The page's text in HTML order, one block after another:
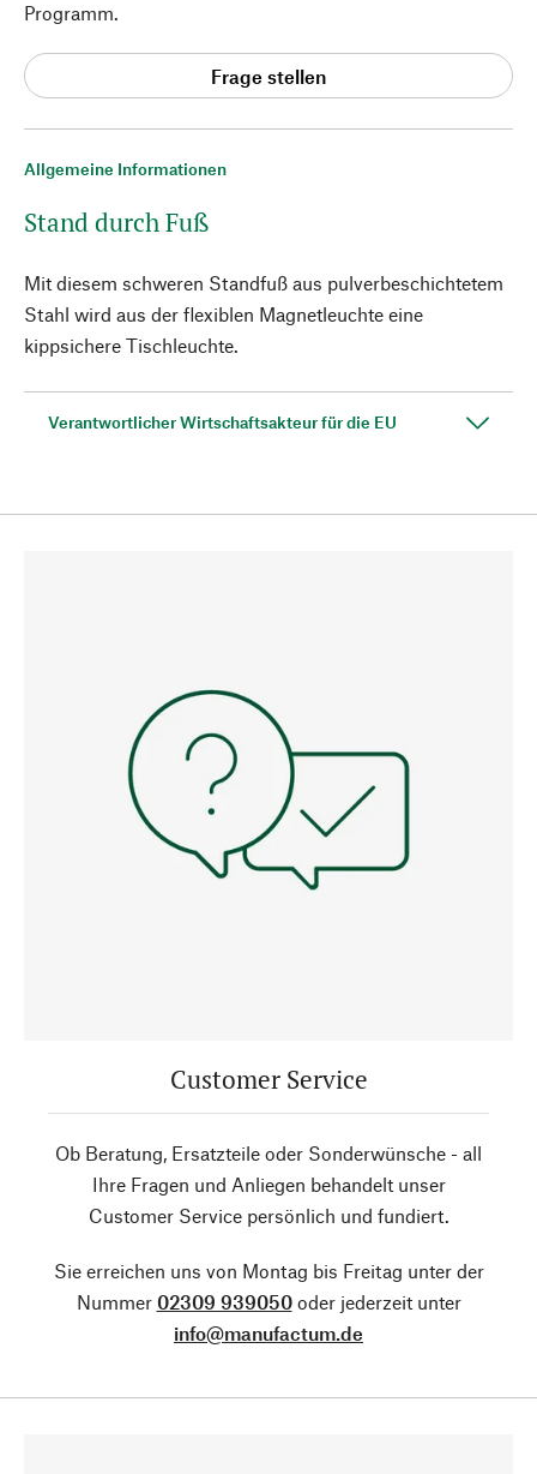
Allgemeine Informationen
Stand durch Fuß
Mit diesem schweren Standfuß aus pulverbeschichtetem
Stahl wird aus der flexiblen Magnetleuchte eine
kippsichere Tischleuchte.
Verantwortlicher Wirtschaftsakteur für die EU
Programm.
Frage stellen
Customer Service
Ob Beratung, Ersatzteile oder Sonderwünsche - all
Ihre Fragen und Anliegen behandelt unser
Customer Service persönlich und fundiert.
Sie erreichen uns von Montag bis Freitag unter der
Nummer 02309 939050oder jederzeit unter
info@manufactum.de